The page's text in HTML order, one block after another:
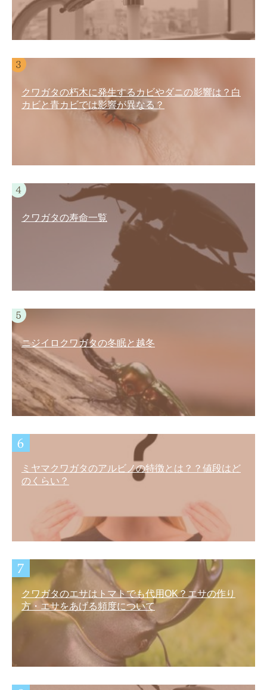
クワガタの朽木に発生するカビやダニの影響は？白
カビと青カビでは影響が異なる？
クワガタの寿命一覧
ニジイロクワガタの冬眠と越冬
ミヤマクワガタのアルビノの特徴とは？？値段はど
のくらい？
クワガタのエサはトマトでも代用OK？エサの作り
方・エサをあげる頻度について